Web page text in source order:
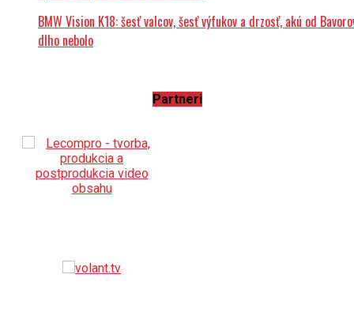
BMW Vision K18: šesť valcov, šesť výfukov a drzosť, akú od
dlho nebolo
Partneri